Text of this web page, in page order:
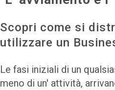
Scopri come si
utilizzare un
Le fasi iniziali di un
meno di un' attività,